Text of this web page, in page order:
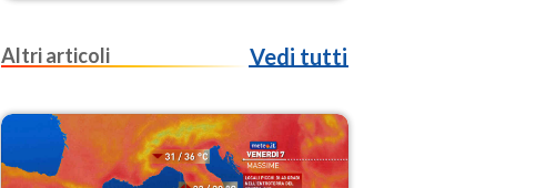
Altri articoli Vedi tutti